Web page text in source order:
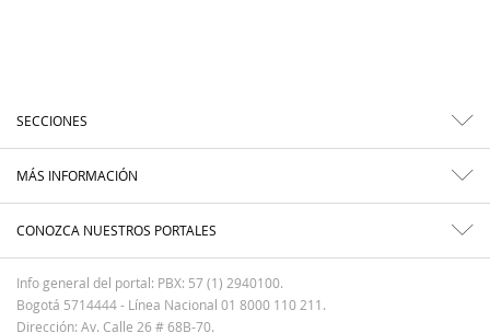
SECCIONES
MÁS INFORMACIÓN
CONOZCA NUESTROS PORTALES
Info general del portal: PBX: 57 (1) 2940100.
Bogotá 5714444 - Línea Nacional 01 8000 110 211.
Dirección: Av. Calle 26 # 68B-70.